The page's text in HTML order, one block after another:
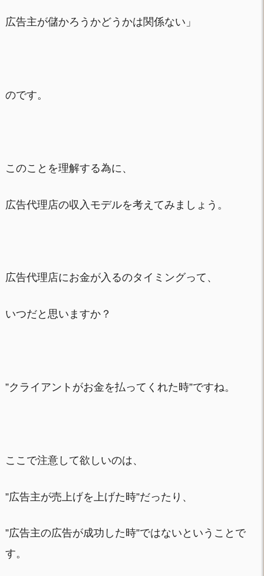
広告主が儲かろうかどうかは関係ない」
のです。
このことを理解する為に、
広告代理店の収入モデルを考えてみましょう。
広告代理店にお金が入るのタイミングって、
いつだと思いますか？
”クライアントがお金を払ってくれた時”ですね。
ここで注意して欲しいのは、
”広告主が売上げを上げた時”だったり、
”広告主の広告が成功した時”ではないということで
す。